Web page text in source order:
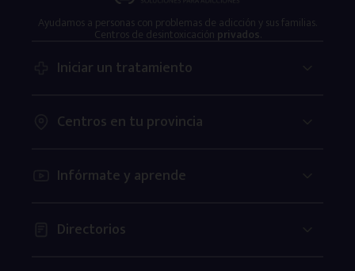
Ayudamos a personas con problemas de adicción y sus familias.
Centros de desintoxicación privados.
Iniciar un tratamiento
Centros en tu provincia
Infórmate y aprende
Directorios